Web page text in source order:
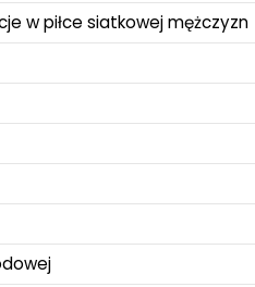
w piłce siatkowej mężczyzn